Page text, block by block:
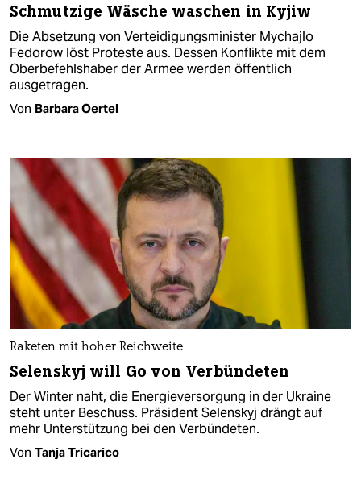
Schmutzige Wäsche waschen in Kyjiw
Die Absetzung von Verteidigungsminister Mychajlo
Fedorow löst Proteste aus. Dessen Konflikte mit dem
Oberbefehlshaber der Armee werden öffentlich
ausgetragen.
Von Barbara Oertel
Raketen mit hoher Reichweite
Selenskyj will Go von Verbündeten
Der Winter naht, die Energieversorgung in der Ukraine
steht unter Beschuss. Präsident Selenskyj drängt auf
mehr Unterstützung bei den Verbündeten.
Von Tanja Tricarico